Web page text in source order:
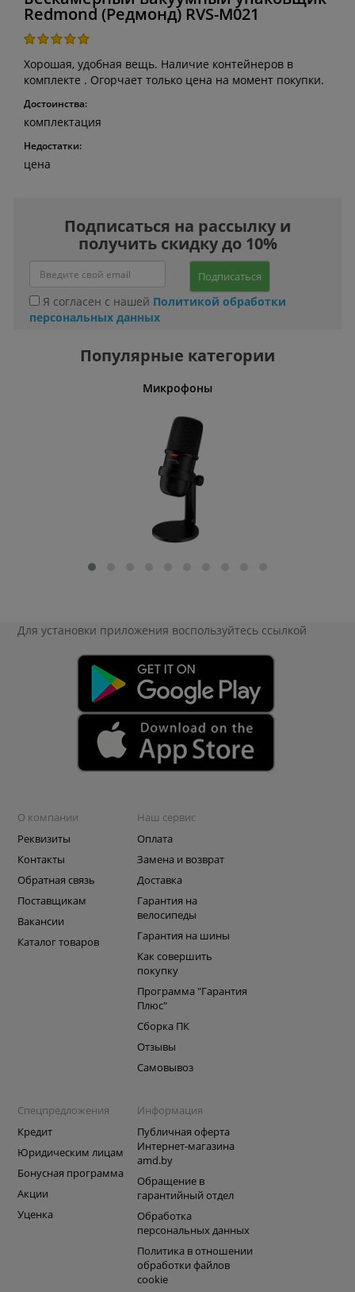
Redmond (Редмонд) RVS-M021
Хорошая, удобная вещь. Наличие контейнеров в
комплекте . Огорчает только цена на момент покупки.
Достоинства:
комплектация
Недостатки:
цена
Подписаться на рассылку и
получить скидку до 10%
Подписаться
Я согласен с нашей Политикой обработки
персональных данных
Популярные категории
Микрофоны
Для установки приложения воспользуйтесь ссылкой
О компании
Реквизиты
Контакты
Обратная связь
Поставщикам
Вакансии
Каталог товаров
Наш сервис
Оплата
Замена и возврат
Доставка
Гарантия на
велосипеды
Гарантия на шины
Как совершить
покупку
Программа "Гарантия
Плюс"
Сборка ПК
Отзывы
Самовывоз
Спецпредложения
Кредит
Юридическим лицам
Бонусная программа
Акции
Уценка
Информация
Публичная оферта
Интернет-магазина
amd.by
Обращение в
гарантийный отдел
Обработка
персональных данных
Политика в отношении
обработки файлов
cookie